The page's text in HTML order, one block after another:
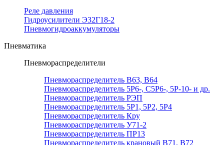
Реле давления
Гидроусилители Э32Г18-2
Пневмогидроаккумуляторы
Пневматика
Пневмораспределители
Пневмораспределитель В63, В64
Пневмораспределитель 5Р6-, С5Р6-, 5Р-10- и др.
Пневмораспределитель РЭП
Пневмораспределитель 5Р1, 5Р2, 5Р4
Пневмораспределитель Кру
Пневмораспределитель У71-2
Пневмораспределитель ПР13
Пневмораспределитель крановый В71, В72